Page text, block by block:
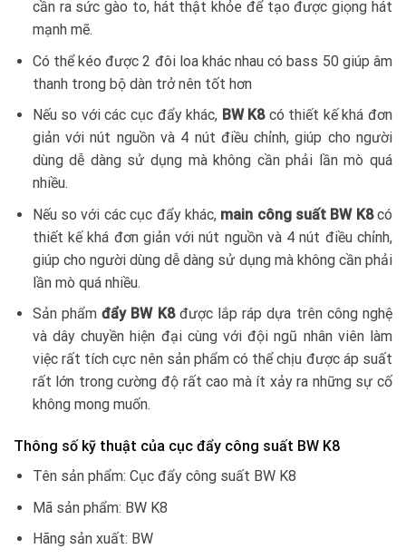
cần ra sức gào to, hát thật khỏe để tạo được giọng hát
mạnh mẽ.
Có thể kéo được 2 đôi loa khác nhau có bass 50 giúp âm
thanh trong bộ dàn trở nên tốt hơn
Nếu so với các cục đẩy khác, BW K8có thiết kế khá đơn
giản với nút nguồn và 4 nút điều chỉnh, giúp cho người
dùng dễ dàng sử dụng mà không cần phải lần mò quá
nhiều.
Nếu so với các cục đẩy khác, main công suất BW K8có
thiết kế khá đơn giản với nút nguồn và 4 nút điều chỉnh,
giúp cho người dùng dễ dàng sử dụng mà không cần phải
lần mò quá nhiều.
Sản phẩmđẩy BW K8được lắp ráp dựa trên công nghệ
và dây chuyền hiện đại cùng với đội ngũ nhân viên làm
việc rất tích cực nên sản phẩm có thể chịu được áp suất
rất lớn trong cường độ rất cao mà ít xảy ra những sự cố
không mong muốn.
Thông số kỹ thuật của cục đẩy công suất BW K8
Tên sản phẩm: Cục đẩy công suất BW K8
Mã sản phẩm: BW K8
Hãng sản xuất: BW